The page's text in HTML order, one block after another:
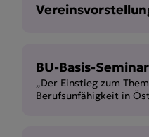
BU-Basis-Seminar
„Der Einstieg zum
Berufsunfähigkeit in